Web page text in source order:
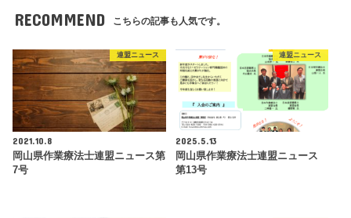
RECOMMEND こちらの記事も人気です。
連盟ニュース
2021.10.8
岡山県作業療法士連盟ニュース第
7号
連盟ニュース
2025.5.13
岡山県作業療法士連盟ニュース
第13号